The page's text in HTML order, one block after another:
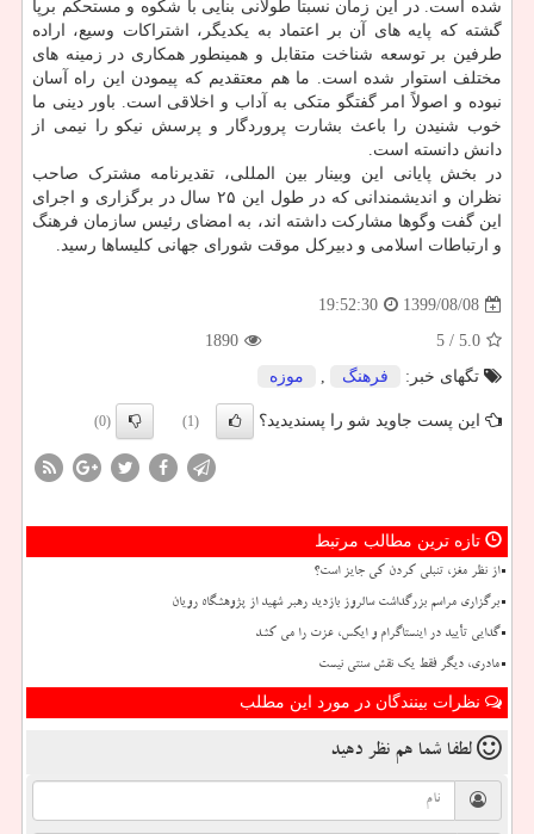
شده است. در این زمان نسبتاً طولانی بنایی با شکوه و مستحکم برپا
گشته که پایه های آن بر اعتماد به یکدیگر، اشتراکات وسیع، اراده
طرفین بر توسعه شناخت متقابل و همینطور همکاری در زمینه های
مختلف استوار شده است. ما هم معتقدیم که پیمودن این راه آسان
نبوده و اصولاً امر گفتگو متکی به آداب و اخلاقی است. باور دینی ما
خوب شنیدن را باعث بشارت پروردگار و پرسش نیکو را نیمی از
دانش دانسته است.
در بخش پایانی این وبینار بین المللی، تقدیرنامه مشترک صاحب
نظران و اندیشمندانی که در طول این ۲۵ سال در برگزاری و اجرای
این گفت وگوها مشارکت داشته اند، به امضای رئیس سازمان فرهنگ
و ارتباطات اسلامی و دبیرکل موقت شورای جهانی کلیساها رسید.
1399/08/08
19:52:30
5.0
/ 5
1890
تگهای خبر:
فرهنگ , موزه
این پست جاوید شو را پسندیدید؟ (1)
(0)
تازه ترین مطالب مرتبط
از نظر مغز، تنبلی کردن کی جایز است؟
برگزاری مراسم بزرگداشت سالروز بازدید رهبر شهید از پژوهشگاه رویان
گدایی تأیید در اینستاگرام و ایکس، عزت را می کشد
مادری، دیگر فقط یک نقش سنتی نیست
نظرات بینندگان در مورد این مطلب
لطفا شما هم نظر دهید